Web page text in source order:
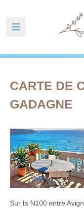
Ouvrir la barre de
CARTE DE
GADAGNE
Sur la N100 entre